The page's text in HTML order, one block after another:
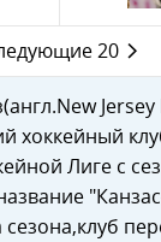
20
Jersey
хоккейный
Лиге с
сезона,клуб